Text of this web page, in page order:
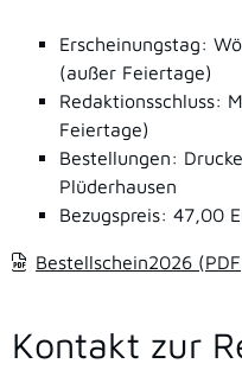
Erscheinungstag:
(außer Feiertage)
Redaktionsschluss:
Feiertage)
Bestellungen:
Plüderhausen
Bezugspreis: 47,00
Bestellschein2026
Kontakt zur